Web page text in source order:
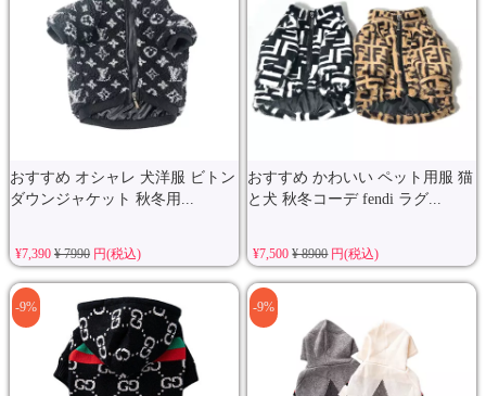
おすすめ オシャレ 犬洋服 ビトン
ダウンジャケット 秋冬用...
¥7,390 ¥ 7990円(税込)
おすすめ かわいい ペット用服 猫
と犬 秋冬コーデ fendi ラグ...
¥7,500¥ 8900円(税込)
-9% -9%